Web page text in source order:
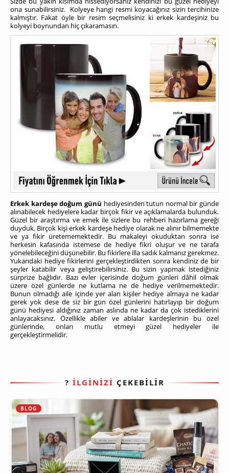
ona sunabilirsiniz. Kolyeye hangi resmi koyacağınız sizin tercihinize
kalmıştır. Fakat öyle bir resim seçmelisiniz ki erkek kardeşiniz bu
kolyeyi boynundan hiç çıkaramasın.
Erkek kardeşe doğum günü hediyesinden tutun normal bir günde
alınabilecek hediyelere kadar birçok fikir ve açıklamalarda bulunduk.
Güzel bir araştırma ve emek ile sizlere bu rehberi hazırlama gereği
duyduk. Birçok kişi erkek kardeşe hediye olarak ne alınır bilmemekte
ve ya fikir üretememektedir. Bu makaleyi okuduktan sonra ise
herkesin kafasında istemese de hediye fikri oluşur ve ne tarafa
yönelebileceğini düşünebilir. Bu fikirlere illa sadık kalmanız gerekmez.
Yukarıdaki hediye fikirlerini gerçekleştirdikten sonra kendiniz de bir
şeyler katabilir veya geliştirebilirsiniz. Bu sizin yapmak istediğiniz
sürprize bağlıdır. Bazı evler içerisinde doğum günleri dâhil olmak
üzere özel günlerde ne kutlama ne de hediye verilmemektedir.
Bunun olmadığı aile içinde yer alan kişiler hediye almaya ne kadar
gerek yok dese de siz bir gün özel günlerini hatırlayıp bir doğum
günü hediyesi aldığınız zaman aslında ne kadar da çok istediklerini
anlayacaksınız. Özellikle abiler ve ablalar kardeşlerinin bu özel
günlerinde, onları mutlu etmeyi güzel hediyeler ile
gerçekleştirmelidir.
? İLGİNİZİ ÇEKEBİLİR
BLOG